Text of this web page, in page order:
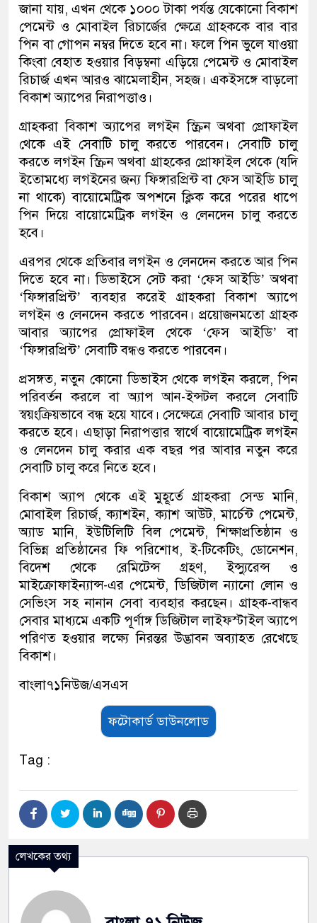
জানা যায়, এখন থেকে ১০০০ টাকা পর্যন্ত যেকোনো বিকাশ
পেমেন্ট ও মোবাইল রিচার্জের ক্ষেত্রে গ্রাহককে বার বার
পিন বা গোপন নম্বর দিতে হবে না। ফলে পিন ভুলে যাওয়া
কিংবা বেহাত হওয়ার বিড়ম্বনা এড়িয়ে পেমেন্ট ও মোবাইল
রিচার্জ এখন আরও ঝামেলাহীন, সহজ। একইসঙ্গে বাড়লো
বিকাশ অ্যাপের নিরাপত্তাও।
গ্রাহকরা বিকাশ অ্যাপের লগইন স্ক্রিন অথবা প্রোফাইল
থেকে এই সেবাটি চালু করতে পারবেন। সেবাটি চালু
করতে লগইন স্ক্রিন অথবা গ্রাহকের প্রোফাইল থেকে (যদি
ইতোমধ্যে লগইনের জন্য ফিঙ্গারপ্রিন্ট বা ফেস আইডি চালু
না থাকে) বায়োমেট্রিক অপশনে ক্লিক করে পরের ধাপে
পিন দিয়ে বায়োমেট্রিক লগইন ও লেনদেন চালু করতে
হবে।
এরপর থেকে প্রতিবার লগইন ও লেনদেন করতে আর পিন
দিতে হবে না। ডিভাইসে সেট করা ‘ফেস আইডি’ অথবা
‘ফিঙ্গারপ্রিন্ট’ ব্যবহার করেই গ্রাহকরা বিকাশ অ্যাপে
লগইন ও লেনদেন করতে পারবেন। প্রয়োজনমতো গ্রাহক
আবার অ্যাপের প্রোফাইল থেকে ‘ফেস আইডি’ বা
‘ফিঙ্গারপ্রিন্ট’ সেবাটি বন্ধও করতে পারবেন।
প্রসঙ্গত, নতুন কোনো ডিভাইস থেকে লগইন করলে, পিন
পরিবর্তন করলে বা অ্যাপ আন-ইন্সটল করলে সেবাটি
স্বয়ংক্রিয়ভাবে বন্ধ হয়ে যাবে। সেক্ষেত্রে সেবাটি আবার চালু
করতে হবে। এছাড়া নিরাপত্তার স্বার্থে বায়োমেট্রিক লগইন
ও লেনদেন চালু করার এক বছর পর আবার নতুন করে
সেবাটি চালু করে নিতে হবে।
বিকাশ অ্যাপ থেকে এই মুহূর্তে গ্রাহকরা সেন্ড মানি,
মোবাইল রিচার্জ, ক্যাশইন, ক্যাশ আউট, মার্চেন্ট পেমেন্ট,
অ্যাড মানি, ইউটিলিটি বিল পেমেন্ট, শিক্ষাপ্রতিষ্ঠান ও
বিভিন্ন প্রতিষ্ঠানের ফি পরিশোধ, ই-টিকেটিং, ডোনেশন,
বিদেশ থেকে রেমিটেন্স গ্রহণ, ইন্স্যুরেন্স ও
মাইক্রোফাইন্যান্স-এর পেমেন্ট, ডিজিটাল ন্যানো লোন ও
সেভিংস সহ নানান সেবা ব্যবহার করছেন। গ্রাহক-বান্ধব
সেবার মাধ্যমে একটি পূর্ণাঙ্গ ডিজিটাল লাইফস্টাইল অ্যাপে
পরিণত হওয়ার লক্ষ্যে নিরন্তর উদ্ভাবন অব্যাহত রেখেছে
বিকাশ।
বাংলা৭১নিউজ/এসএস
ফটোকার্ড ডাউনলোড
Tag :
লেখকের তথ্য